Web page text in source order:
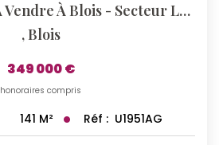
Maison 6 Pièces À Vendre À Blois - Secteur Les Grouets
,Blois
349 000 €
honoraires compris
141 M² Réf : U1951AG